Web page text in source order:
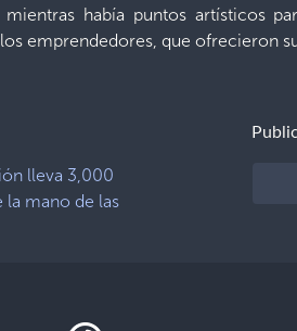
mientras había puntos artísticos
emprendedores, que ofrecieron
lleva 3,000
la mano de las